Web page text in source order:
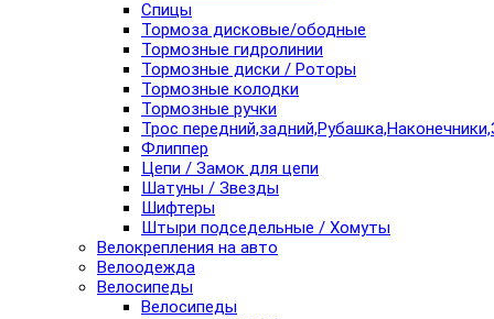
Спицы
Тормоза дисковые/ободные
Тормозные гидролинии
Тормозные диски / Роторы
Тормозные колодки
Тормозные ручки
Трос
Флиппер
Цепи / Замок для цепи
Шатуны / Звезды
Шифтеры
Штыри подседельные / Хомуты
Велокрепления на авто
Велоодежда
Велосипеды
Велосипеды